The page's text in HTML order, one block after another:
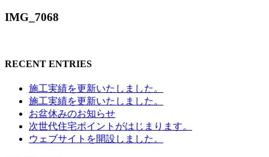
IMG_7068
RECENT ENTRIES
施工実績を更新いたしました。
施工実績を更新いたしました。
お盆休みのお知らせ
次世代住宅ポイントがはじまります。
ウェブサイトを開設しました。